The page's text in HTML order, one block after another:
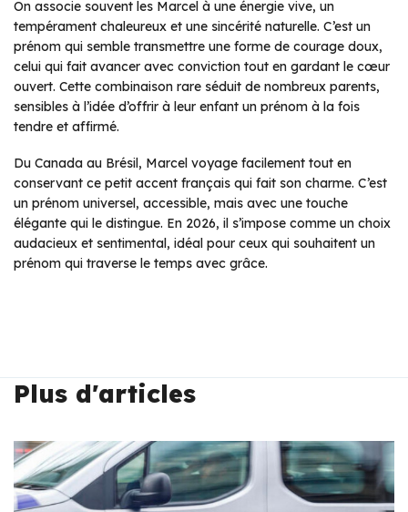
On associe souvent les Marcel à une énergie vive, un
tempérament chaleureux et une sincérité naturelle. C’est un
prénom qui semble transmettre une forme de courage doux,
celui qui fait avancer avec conviction tout en gardant le cœur
ouvert. Cette combinaison rare séduit de nombreux parents,
sensibles à l’idée d’offrir à leur enfant un prénom à la fois
tendre et affirmé.
Du Canada au Brésil, Marcel voyage facilement tout en
conservant ce petit accent français qui fait son charme. C’est
un prénom universel, accessible, mais avec une touche
élégante qui le distingue. En 2026, il s’impose comme un choix
audacieux et sentimental, idéal pour ceux qui souhaitent un
prénom qui traverse le temps avec grâce.
Plus d'articles